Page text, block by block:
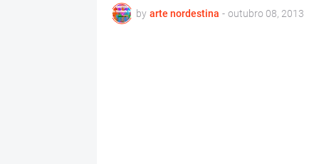
by arte nordestina - outubro 08, 2013